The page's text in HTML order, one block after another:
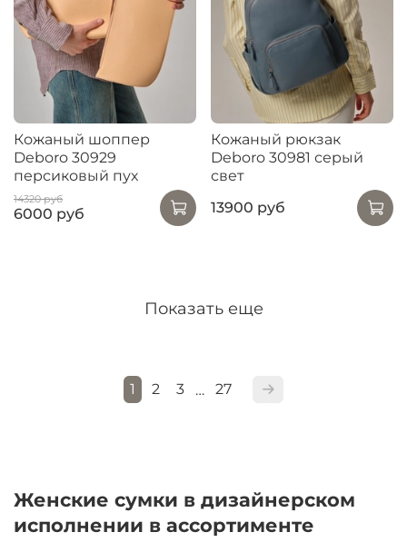
Кожаный шоппер
Deboro 30929
персиковый пух
14320 руб
6000 руб
Кожаный рюкзак
Deboro 30981 серый
свет
13900 руб
Показать еще
1 2 3 … 27
Женские сумки в дизайнерском
исполнении в ассортименте